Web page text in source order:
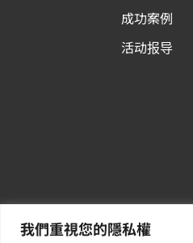
我們重視您的隱私權
成功案例
活动报导